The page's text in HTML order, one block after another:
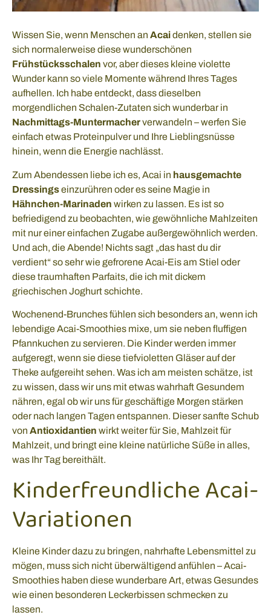
Wissen Sie, wenn Menschen an Acaidenken, stellen sie
sich normalerweise diese wunderschönen
Frühstücksschalen vor, aber dieses kleine violette
Wunder kann so viele Momente während Ihres Tages
aufhellen. Ich habe entdeckt, dass dieselben
morgendlichen Schalen-Zutaten sich wunderbar in
Nachmittags-Muntermacherverwandeln – werfen Sie
einfach etwas Proteinpulver und Ihre Lieblingsnüsse
hinein, wenn die Energie nachlässt.
Zum Abendessen liebe ich es, Acai in hausgemachte
Dressingseinzurühren oder es seine Magie in
Hähnchen-Marinaden wirken zu lassen. Es ist so
befriedigend zu beobachten, wie gewöhnliche Mahlzeiten
mit nur einer einfachen Zugabe außergewöhnlich werden.
Und ach, die Abende! Nichts sagt „das hast du dir
verdient“ so sehr wie gefrorene Acai-Eis am Stiel oder
diese traumhaften Parfaits, die ich mit dickem
griechischen Joghurt schichte.
Wochenend-Brunches fühlen sich besonders an, wenn ich
lebendige Acai-Smoothies mixe, um sie neben fluffigen
Pfannkuchen zu servieren. Die Kinder werden immer
aufgeregt, wenn sie diese tiefvioletten Gläser auf der
Theke aufgereiht sehen. Was ich am meisten schätze, ist
zu wissen, dass wir uns mit etwas wahrhaft Gesundem
nähren, egal ob wir uns für geschäftige Morgen stärken
oder nach langen Tagen entspannen. Dieser sanfte Schub
von Antioxidantien wirkt weiter für Sie, Mahlzeit für
Mahlzeit, und bringt eine kleine natürliche Süße in alles,
was Ihr Tag bereithält.
Kinderfreundliche Acai-
Variationen
Kleine Kinder dazu zu bringen, nahrhafte Lebensmittel zu
mögen, muss sich nicht überwältigend anfühlen – Acai-
Smoothies haben diese wunderbare Art, etwas Gesundes
wie einen besonderen Leckerbissen schmecken zu
lassen.